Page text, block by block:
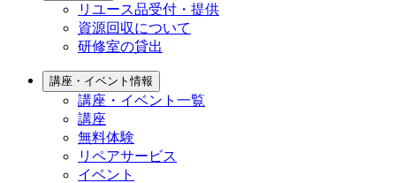
リユース品受付・提供
資源回収について
研修室の貸出
講座・イベント情報
講座・イベント一覧
講座
無料体験
リペアサービス
イベント